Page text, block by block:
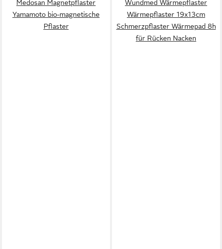
Medosan Magnetpflaster
Yamamoto bio-magnetische
Pflaster
Wundmed Wärmepflaster
Wärmepflaster 19x13cm
Schmerzpflaster Wärmepad 8h
für Rücken Nacken